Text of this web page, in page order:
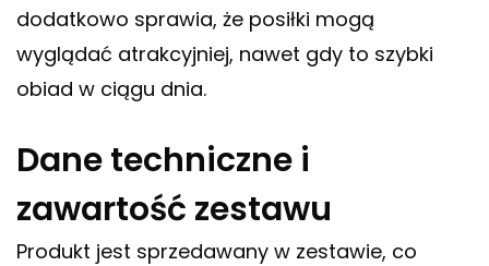
dodatkowo sprawia, że posiłki mogą
wyglądać atrakcyjniej, nawet gdy to szybki
obiad w ciągu dnia.
Dane techniczne i
zawartość zestawu
Produkt jest sprzedawany w zestawie, co